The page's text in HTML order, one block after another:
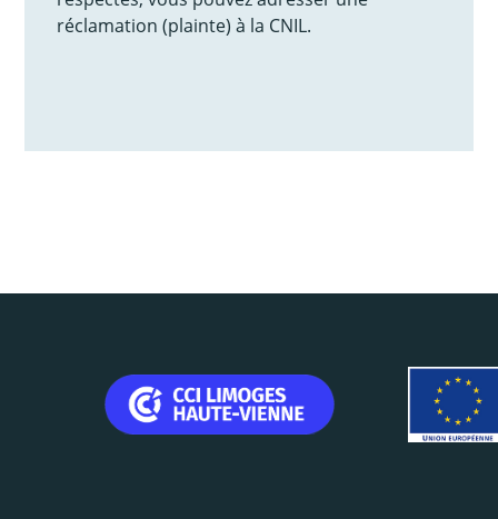
réclamation (plainte) à la CNIL.